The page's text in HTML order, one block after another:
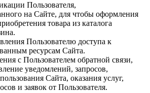
Пользователя,
на Сайте, для чтобы оформления
товара из каталога
Пользователю доступа к
ресурсам Сайта.
с Пользователем обратной связи,
уведомлений, запросов,
Сайта, оказания услуг,
и заявок от Пользователя.